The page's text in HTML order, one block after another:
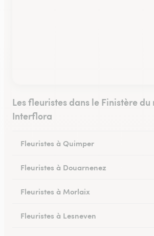
Les fleuristes dans le Finistère du
Interflora
Fleuristes à Quimper
Fleuristes à Douarnenez
Fleuristes à Morlaix
Fleuristes à Lesneven